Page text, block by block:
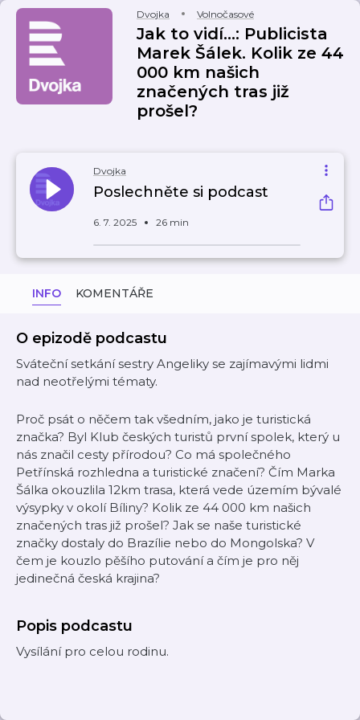
Dvojka Volnočasové
Jak to vidí...: Publicista
Marek Šálek. Kolik ze 44
000 km našich
značených tras již
prošel?
Dvojka
Poslechněte si podcast
6. 7. 2025 26 min
INFO KOMENTÁŘE
O epizodě podcastu
Sváteční setkání sestry Angeliky se zajímavými lidmi
nad neotřelými tématy.
Proč psát o něčem tak všedním, jako je turistická
značka? Byl Klub českých turistů první spolek, který u
nás značil cesty přírodou? Co má společného
Petřínská rozhledna a turistické značení? Čím Marka
Šálka okouzlila 12km trasa, která vede územím bývalé
výsypky v okolí Bíliny? Kolik ze 44 000 km našich
značených tras již prošel? Jak se naše turistické
značky dostaly do Brazílie nebo do Mongolska? V
čem je kouzlo pěšího putování a čím je pro něj
jedinečná česká krajina?
Popis podcastu
Vysílání pro celou rodinu.